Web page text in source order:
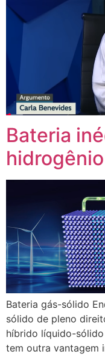
Bateria
Bateria gás-sólido
sólido de pleno
híbrido líquido-
tem outra vantagem